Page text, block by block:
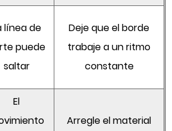
línea de
puede
saltar
Deje que el borde
trabaje a un ritmo
constante
El
Arregle el material